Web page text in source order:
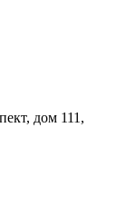
дом 111,